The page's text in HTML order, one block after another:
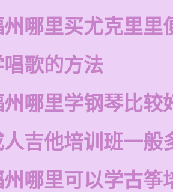
哪里买尤克里里
唱歌的方法
哪里学钢琴比较
人吉他培训班一般
哪里可以学古筝